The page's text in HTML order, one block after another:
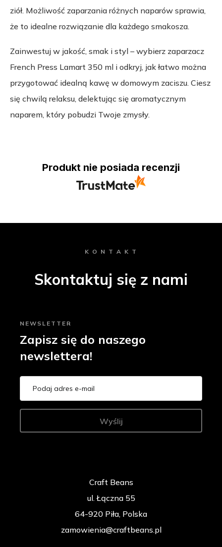
ziół. Możliwość zaparzania różnych naparów sprawia,
że to idealne rozwiązanie dla każdego smakosza.
Zainwestuj w jakość, smak i styl – wybierz zaparzacz
French Press Lamart 350 ml i odkryj, jak łatwo można
przygotować idealną kawę w domowym zaciszu. Ciesz
się chwilą relaksu, delektując się aromatycznym
naparem, który pobudzi Twoje zmysły.
Produkt nie posiada recenzji
K O N T A K T
Skontaktuj się z nami
NEWSLETTER
Zapisz się do naszego
newslettera!
Wyślij
Craft Beans
ul. Łączna 55
64-920 Piła, Polska
zamowienia@craftbeans.pl